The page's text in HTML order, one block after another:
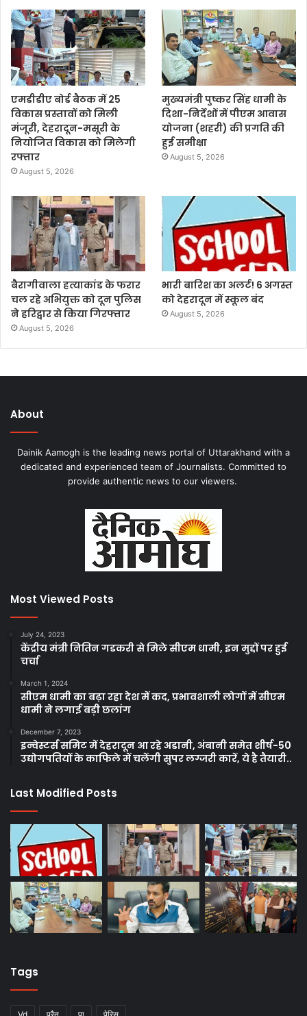
एमडीडीए बोर्ड बैठक में 25
विकास प्रस्तावों को मिली
मंजूरी, देहरादून-मसूरी के
नियोजित विकास को मिलेगी
रफ्तार
August 5, 2026
मुख्यमंत्री पुष्कर सिंह धामी के
दिशा-निर्देशों में पीएम आवास
योजना (शहरी) की प्रगति की
हुई समीक्षा
August 5, 2026
बैरागीवाला हत्याकांड के फरार
चल रहे अभियुक्त को दून पुलिस
ने हरिद्वार से किया गिरफ्तार
August 5, 2026
भारी बारिश का अलर्ट! 6 अगस्त
को देहरादून में स्कूल बंद
August 5, 2026
About
Dainik Aamogh is the leading news portal of Uttarakhand with a
dedicated and experienced team of Journalists. Committed to
provide authentic news to our viewers.
Most Viewed Posts
July 24, 2023
केंद्रीय मंत्री नितिन गडकरी से मिले सीएम धामी, इन मुद्दों पर हुई
चर्चा
March 1, 2024
सीएम धामी का बढ़ा रहा देश में कद, प्रभावशाली लोगों में सीएम
धामी ने लगाई बड़ी छलांग
December 7, 2023
इन्वेस्टर्स समिट में देहरादून आ रहे अडानी, अंबानी समेत शीर्ष-50
उद्योगपतियों के काफिले में चलेंगी सुपर लग्जरी कारें, ये है तैयारी..
Last Modified Posts
Tags